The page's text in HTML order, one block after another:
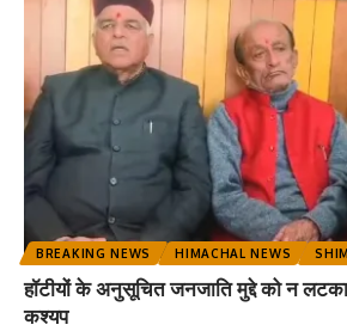
BREAKING NEWS HIMACHAL NEWS
हॉटीयों के अनुसूचित जनजाति मुद्दे को न
कश्यप